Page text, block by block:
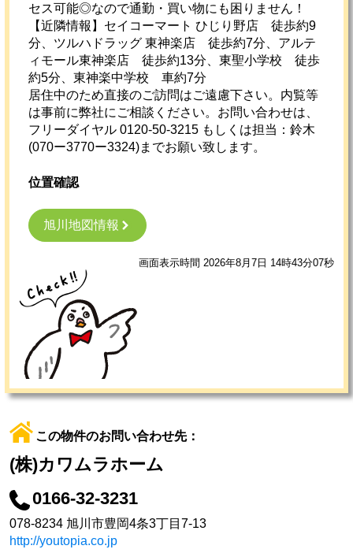
セス可能◎なので通勤・買い物にも困りません！
【近隣情報】セイコーマート ひじり野店 徒歩約9
分、ツルハドラッグ 東神楽店 徒歩約7分、アルテ
ィモール東神楽店 徒歩約13分、東聖小学校 徒歩
約5分、東神楽中学校 車約7分
居住中のため直接のご訪問はご遠慮下さい。内覧等
は事前に弊社にご相談ください。お問い合わせは、
フリーダイヤル 0120-50-3215 もしくは担当：鈴木
(070ー3770ー3324)までお願い致します。
位置確認
旭川地図情報
画面表示時間 2026年8月7日 14時43分07秒
この物件のお問い合わせ先：
(株)カワムラホーム
0166-32-3231
078-8234 旭川市豊岡4条3丁目7-13
http://youtopia.co.jp